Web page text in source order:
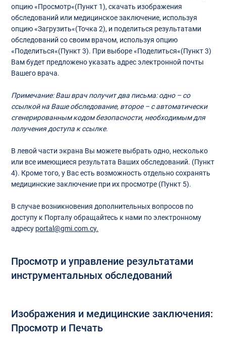
опцию «Просмотр«(Пункт 1), скачать изображения
обследований или медицинское заключение, используя
опцию «Загрузить«(Точка 2), и поделиться результатами
обследований со своим врачом, используя опцию
«Поделиться«(Пункт 3). При выборе «Поделиться«(Пункт 3)
Вам будет предложено указать адрес электронной почты
Вашего врача.
Примечание: Ваш врач получит два письма: одно – со
ссылкой на Ваше обследование, второе – с автоматически
сгенерированным кодом безопасности, необходимым для
получения доступа к ссылке.
В левой части экрана Вы можете выбрать одно, несколько
или все имеющиеся результата Ваших обследований. (Пункт
4). Кроме того, у Вас есть возможность отдельно сохранять
медицинские заключение при их просмотре (Пункт 5).
В случае возникновения дополнительных вопросов по
доступу к Порталу обращайтесь к нами по электронному
адресу portal@gmi.com.cy.
Просмотр и управление результатами
инструментальных обследований
Изображения и медицинские заключения:
Просмотр и Печать